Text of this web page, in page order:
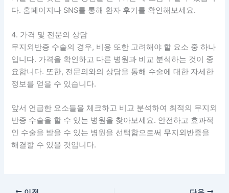
다. 홈페이지나 SNS를 통해 환자 후기를 확인해보세요.
4. 가격 및 전문의 상담
무지외반증 수술의 경우, 비용 또한 고려해야 할 요소 중 하나
입니다. 가격을 확인하고 다른 병원과 비교 분석하는 것이 중
요합니다. 또한, 전문의와의 상담을 통해 수술에 대한 자세한
정보를 얻을 수 있습니다.
앞서 언급한 요소들을 체크하고 비교 분석하여 최적의 무지외
반증 수술을 할 수 있는 병원을 찾아보세요. 안전하고 효과적
인 수술을 받을 수 있는 병원을 선택함으로써 무지외반증을
해결할 수 있을 것입니다.